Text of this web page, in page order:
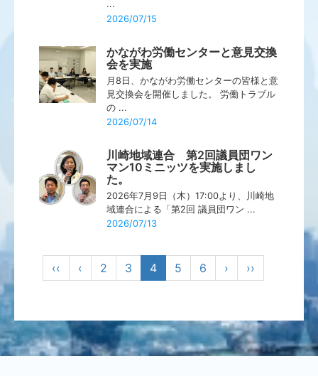
...
2026/07/15
かながわ労働センターと意見交換
会を実施
月8日、かながわ労働センターの皆様と意
見交換会を開催しました。 労働トラブル
の ...
2026/07/14
川崎地域連合 第2回議員団ワン
マン10ミニッツを実施しまし
た。
2026年7月9日（木）17:00より、川崎地
域連合による「第2回 議員団ワン ...
2026/07/13
‹‹ ‹ 2 3 4 5 6 › ››